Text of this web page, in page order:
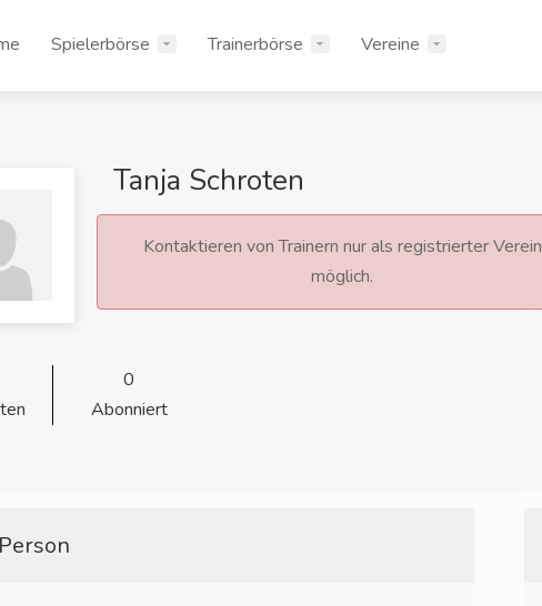
Spielerbörse Trainerbörse Vereine
Tanja Schroten
Kontaktieren von Trainern nur als registrierter Verein
möglich.
0
Abonniert